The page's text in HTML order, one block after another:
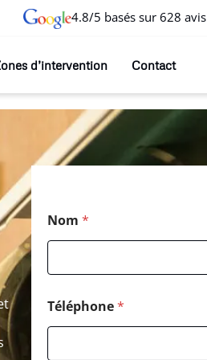
4.8/5 basés sur 628 avis
d’intervention Contact
é
l
p
o
n
e
Nom *
Téléphone*